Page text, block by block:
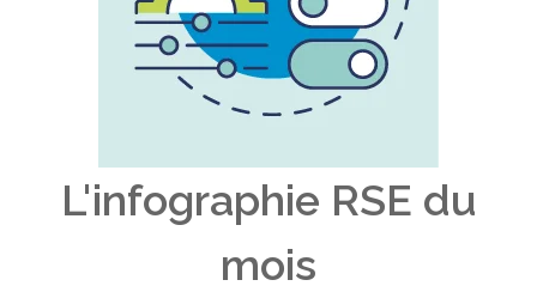
L'infographie RSE du
mois